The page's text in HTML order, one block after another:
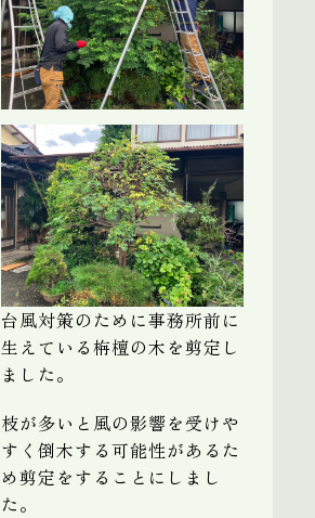
台風対策のために事務所前に
生えている栴檀の木を剪定し
ました。
枝が多いと風の影響を受けや
すく倒木する可能性があるた
め剪定をすることにしまし
た。